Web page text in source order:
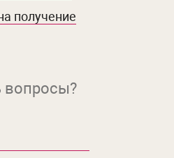
получение
вопросы?